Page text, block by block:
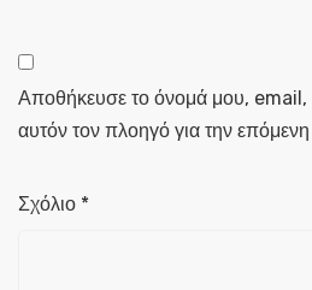
Αποθήκευσε το όνομά μου, email,
αυτόν τον πλοηγό για την
Σχόλιο *